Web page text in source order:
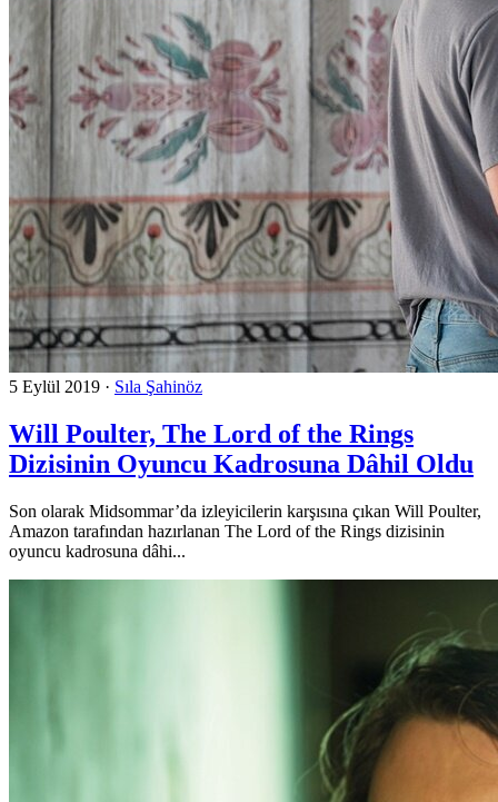
5 Eylül 2019 · Sıla Şahinöz
Will Poulter, The Lord of the Rings
Dizisinin Oyuncu Kadrosuna Dâhil Oldu
Son olarak Midsommar’da izleyicilerin karşısına çıkan Will Poulter,
Amazon tarafından hazırlanan The Lord of the Rings dizisinin
oyuncu kadrosuna dâhi...